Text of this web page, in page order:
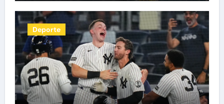
Deporte